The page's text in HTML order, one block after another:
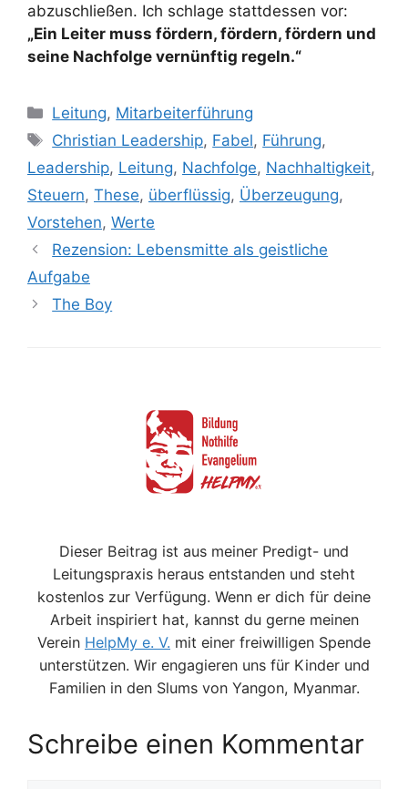
abzuschließen. Ich schlage stattdessen vor:
„Ein Leiter muss fördern, fördern, fördern und
seine Nachfolge vernünftig regeln.“
Kategorien
Leitung, Mitarbeiterführung
Schlagwörter
Christian Leadership, Fabel, Führung,
Leadership, Leitung, Nachfolge, Nachhaltigkeit,
Steuern, These, überflüssig, Überzeugung,
Vorstehen, Werte
Rezension: Lebensmitte als geistliche
Aufgabe
The Boy
Dieser Beitrag ist aus meiner Predigt- und
Leitungspraxis heraus entstanden und steht
kostenlos zur Verfügung. Wenn er dich für deine
Arbeit inspiriert hat, kannst du gerne meinen
Verein HelpMy e. V. mit einer freiwilligen Spende
unterstützen. Wir engagieren uns für Kinder und
Familien in den Slums von Yangon, Myanmar.
Schreibe einen Kommentar